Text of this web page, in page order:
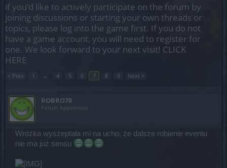
if you’d like to actively participate on the forum by
joining discussions or starting your own threads or
topics, please log into the game first. If you do not
have a game account, you will need to register for
one. We look forward to your next visit! CLICK
HERE
< Prev 1 ← 4 5 6 7 8 9 Next >
ROBRO78
Forum Apprentice
Wróżka wyszeptała mi na ucho, że dalsze robienie eventu
nie ma już sensu